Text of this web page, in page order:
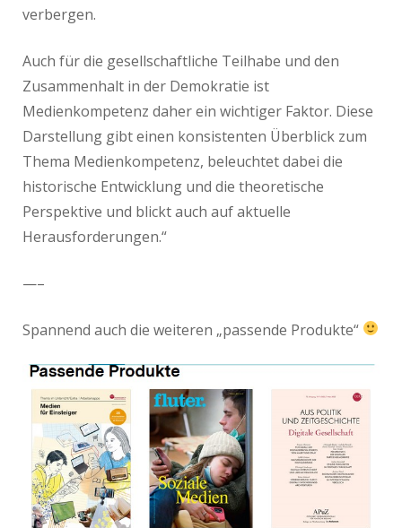
verbergen.
Auch für die gesellschaftliche Teilhabe und den
Zusammenhalt in der Demokratie ist
Medienkompetenz daher ein wichtiger Faktor. Diese
Darstellung gibt einen konsistenten Überblick zum
Thema Medienkompetenz, beleuchtet dabei die
historische Entwicklung und die theoretische
Perspektive und blickt auch auf aktuelle
Herausforderungen.“
—–
Spannend auch die weiteren „passende Produkte“